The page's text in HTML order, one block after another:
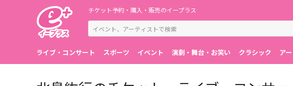
チケット予約・購入・販売のイープラス
ライブ・コンサート スポーツ イベント 演劇・舞台・お笑い クラシック ア